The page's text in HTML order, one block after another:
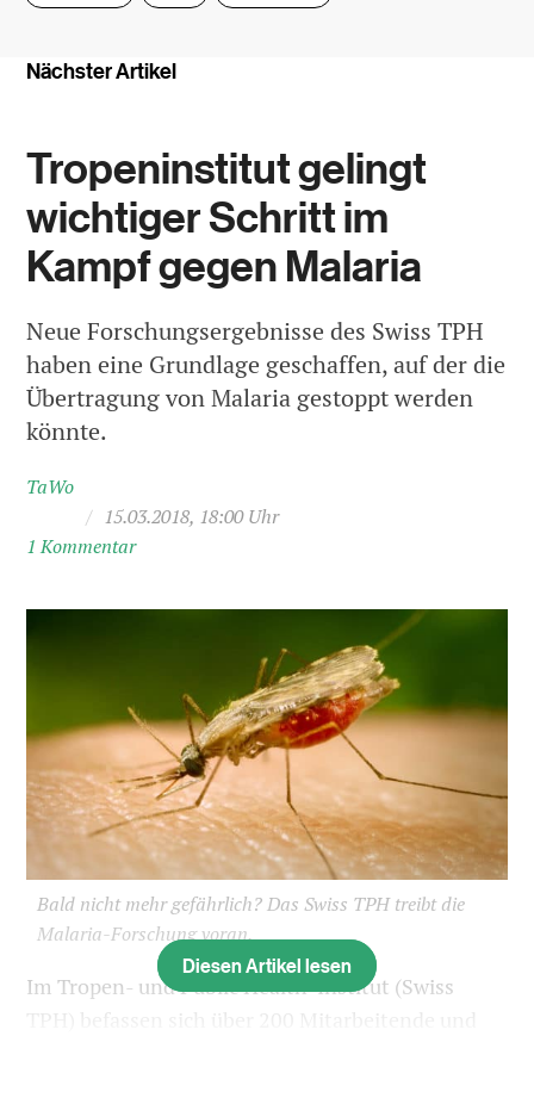
Nächster Artikel
Tropeninstitut gelingt
wichtiger Schritt im
Kampf gegen Malaria
Neue Forschungsergebnisse des Swiss TPH
haben eine Grundlage geschaffen, auf der die
Übertragung von Malaria gestoppt werden
könnte.
TaWo
/ 15.03.2018, 18:00 Uhr
1 Kommentar
Bald nicht mehr gefährlich? Das Swiss TPH treibt die
Malaria-Forschung voran.
Im Tropen- und Public Health-Institut (Swiss
Diesen Artikel lesen